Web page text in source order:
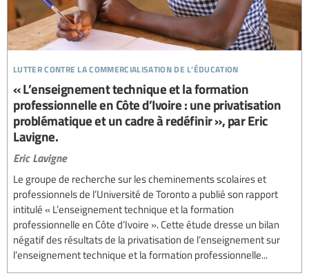
lutter contre la commercialisation de l’éducation
« L’enseignement technique et la formation
professionnelle en Côte d’Ivoire : une privatisation
problématique et un cadre à redéfinir », par Eric
Lavigne.
Eric Lavigne
Le groupe de recherche sur les cheminements scolaires et
professionnels de l’Université de Toronto a publié son rapport
intitulé « L’enseignement technique et la formation
professionnelle en Côte d’Ivoire ». Cette étude dresse un bilan
négatif des résultats de la privatisation de l’enseignement sur
l’enseignement technique et la formation professionnelle...